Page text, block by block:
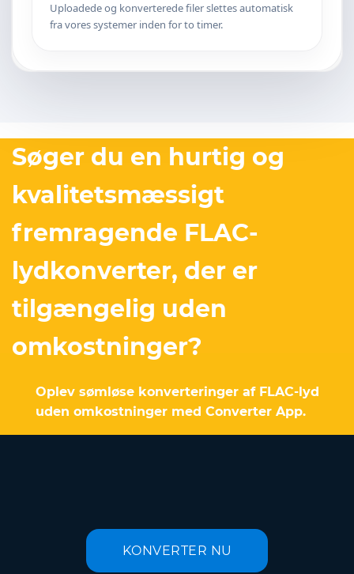
Uploadede og konverterede filer slettes automatisk
fra vores systemer inden for to timer.
Søger du en hurtig og
kvalitetsmæssigt
fremragende FLAC-
lydkonverter, der er
tilgængelig uden
omkostninger?
Oplev sømløse konverteringer af FLAC-lyd
uden omkostninger med Converter App.
KONVERTER NU